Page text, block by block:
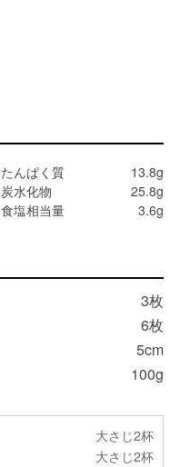
たんぱく質
13.8g
炭水化物
25.8g
食塩相当量 3.6g
3枚
6枚
5cm
100g
大さじ2杯
大さじ2杯